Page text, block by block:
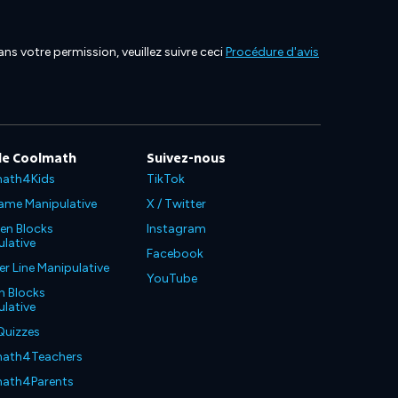
votre permission, veuillez suivre ceciProcédure d'avis
Coolmath
Manipulative
Blocks
Line Manipulative
Blocks
Suivez-nous
TikTok
X / Twitter
Instagram
Facebook
YouTube